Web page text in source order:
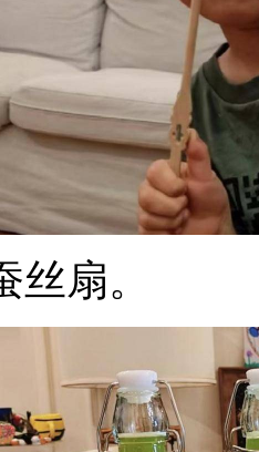
扇。